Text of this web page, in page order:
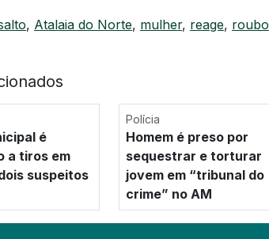
, Atalaia do Norte, mulher, reage, roubo
é
a tiros em
suspeitos
Polícia
Homem é preso por
sequestrar e torturar
jovem em “tribunal do
crime” no AM